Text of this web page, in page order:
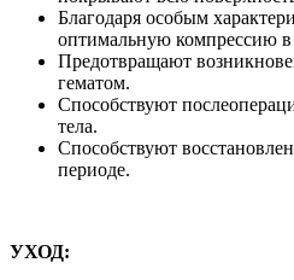
Благодаря особым
оптимальную компрессию в
Предотвращают
гематом.
Способствуют
тела.
Способствуют
периоде.
УХОД: